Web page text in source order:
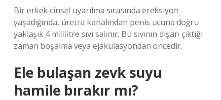
Bir erkek cinsel uyarılma sırasında ereksiyon
yaşadığında, üretra kanalından penis ucuna doğru
yaklaşık 4 mililitre sıvı salınır. Bu sıvının dışarı çıktığı
zaman boşalma veya ejakülasyondan öncedir.
Ele bulaşan zevk suyu
hamile bırakır mı?